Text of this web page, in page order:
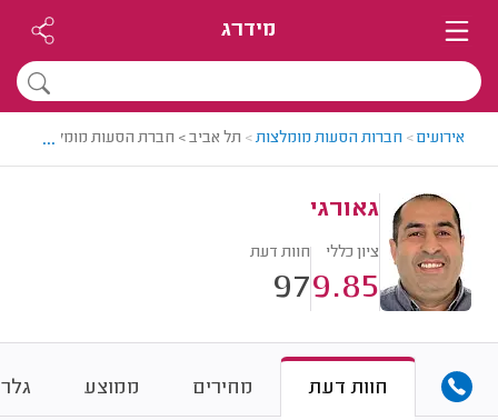
מידרג
אירועים> חברות הסעות מומלצות> תל אביב > חברת הסעות מומלצת -
...
גאורגי
ציון כללי
9.85
חוות דעת
97
חוות דעת מחירים ממוצע